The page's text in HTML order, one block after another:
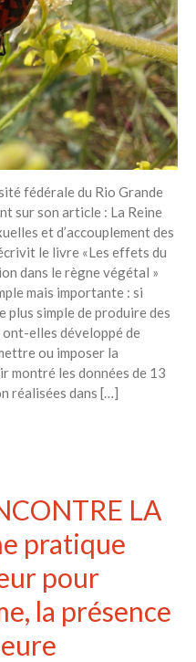
Réduire les déchets : votre
guide pour les citoyens et les
électeurs
Toits verts | Association
Permaculturelle
L’intelligence artificielle pour
prédire le succès des invasions
biologiques – The Applied
Ecologist
Utiliser l’apprentissage
automatique pour prédire le
succès d’une invasion – The
Applied Ecologist
Recent Comments
Aucun commentaire à afficher.
fédérale du Rio Grande
sur son article : La Reine
et d’accouplement des
le livre «Les effets du
dans le règne végétal »
mais importante : si
plus simple de produire des
ont-elles développé de
ou imposer la
montré les données de 13
réalisées dans […]
LA
pratique
pour
la présence